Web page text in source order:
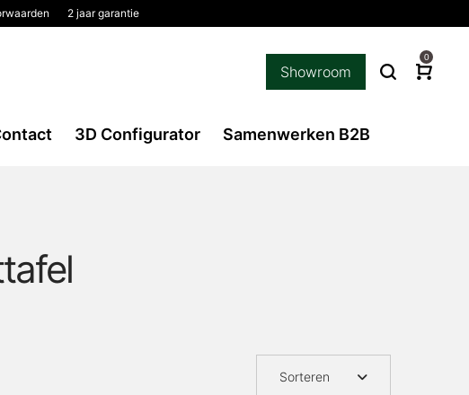
2 jaar garantie
Showroom
0
3D Configurator Samenwerken B2B
Sorteren